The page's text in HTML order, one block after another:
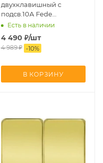
двухклавишный с
подсв.10А Fede
FD04313ORx2 | FD16039-
1x2 | FD16505x2 | FD16-
BAST
Есть в наличии
4 490 ₽/шт
4 989₽ -10%
В КОРЗИНУ